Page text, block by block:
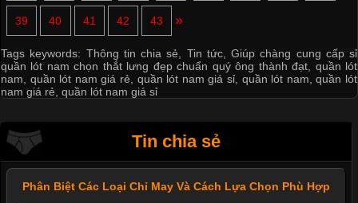
39 40 41 42 43 »
Tags keywords: Thông tin chia sẻ, Tin tức, Giúp chàng cung cấp sỉ
quần lót nam chọn thắt lưng đẹp chuẩn quý ông thành đạt, quần lót
nam, quần lót nam giá rẻ, quần lót nam giá sỉ, quần lót nam,quần lót
nam giá rẻ, quần lót nam giá sỉ
Tin chia sẻ
Phân Biệt Các Loại Chỉ May Và Cách Lựa Chọn Phù Hợp